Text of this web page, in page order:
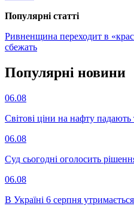
Популярнi статтi
Ривненщина переходит в
сбежать
Популярнi новини
06.08
Світові ціни на нафту падають
06.08
Суд сьогодні оголосить
06.08
В Україні 6 серпня